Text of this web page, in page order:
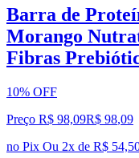
Barra de
Morango
Fibras
10% OFF
Preço R$ 98,09R$ 98,09
no Pix Ou 2x de R$